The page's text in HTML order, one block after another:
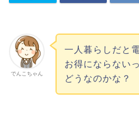
でんこちゃん
一人暮らしだと
お得にならない
どうなのかな？